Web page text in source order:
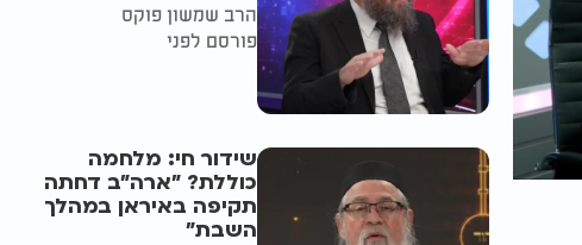
הרב שמשון פוקס
פורסם לפני
שידור חי: מלחמה
כוללת? ״ארה"ב דחתה
תקיפה באיראן במהלך
השבת״